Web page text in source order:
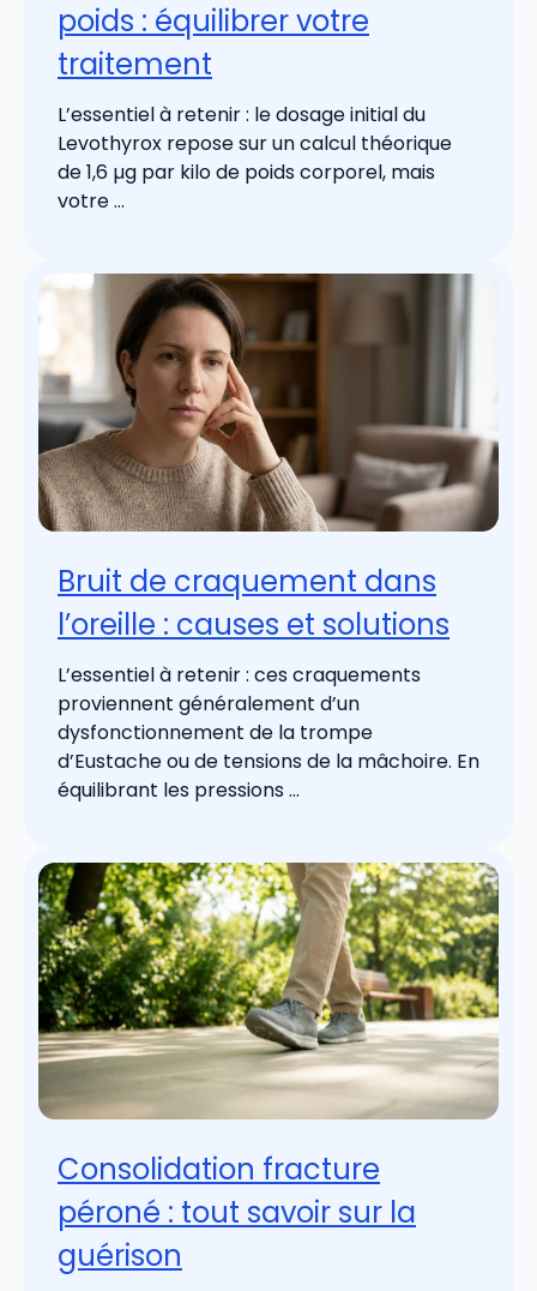
poids : équilibrer votre
traitement
L’essentiel à retenir : le dosage initial du
Levothyrox repose sur un calcul théorique
de 1,6 µg par kilo de poids corporel, mais
votre ...
Bruit de craquement dans
l’oreille : causes et solutions
L’essentiel à retenir : ces craquements
proviennent généralement d’un
dysfonctionnement de la trompe
d’Eustache ou de tensions de la mâchoire. En
équilibrant les pressions ...
Consolidation fracture
péroné : tout savoir sur la
guérison